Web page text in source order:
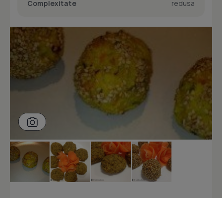
Complexitate redusa